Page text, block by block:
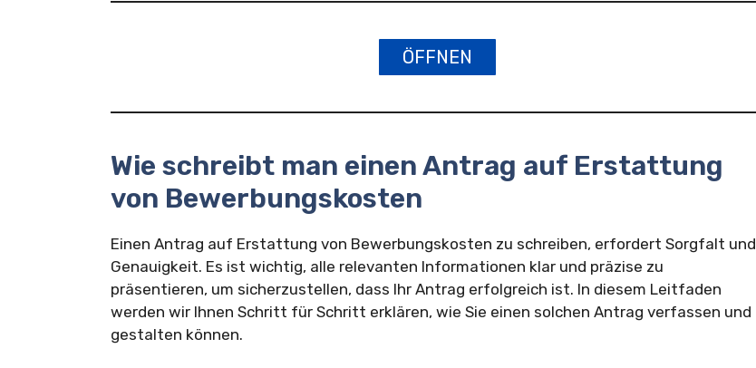
ÖFFNEN
Wie schreibt man einen Antrag auf Erstattung
von Bewerbungskosten
Einen Antrag auf Erstattung von Bewerbungskosten zu schreiben, erfordert Sorgfalt und
Genauigkeit. Es ist wichtig, alle relevanten Informationen klar und präzise zu
präsentieren, um sicherzustellen, dass Ihr Antrag erfolgreich ist. In diesem Leitfaden
werden wir Ihnen Schritt für Schritt erklären, wie Sie einen solchen Antrag verfassen und
gestalten können.